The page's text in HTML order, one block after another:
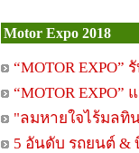
Motor Expo 2018
“MOTOR EXPO”
“MOTOR
"ลมหายใจไร้มลทิ
5 อันดับ รถยนต์ &